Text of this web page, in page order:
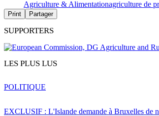
Agriculture & Alimentationagriculture de
Print Partager
SUPPORTERS
LES PLUS LUS
EXCLUSIF : L'Islande demande à Bruxelles de
POLITIQUE